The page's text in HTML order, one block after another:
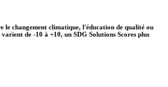
le changement climatique, l'éducation de qualité ou
de -10 à +10, un SDG Solutions Scores plus